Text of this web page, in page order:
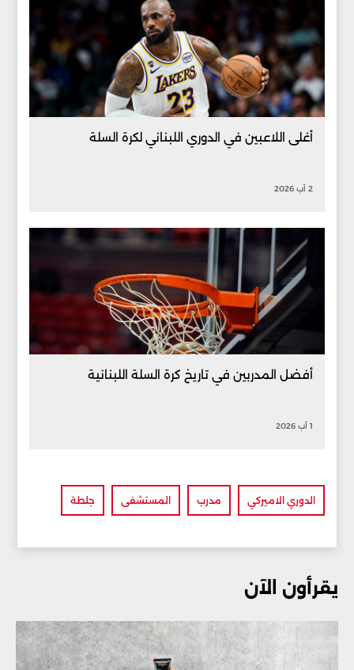
أغلى اللاعبين في الدوري اللبناني لكرة السلة
2 آب 2026
أفضل المدربين في تاريخ كرة السلة اللبنانية
1 آب 2026
الدوري الاميركي مدرب المستشفى جلطة
يقرأون الآن